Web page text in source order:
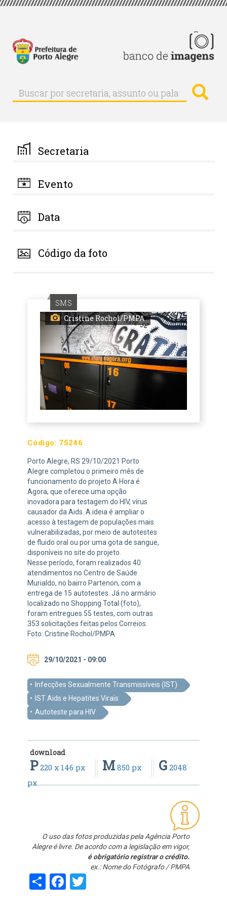
Pular
principal
Buscar
Buscar
por
palavra-
chave
Secretaria
Evento
Data
Código da foto
SMS
Cristine Rochol/PMPA
Código: 75246
Porto Alegre, RS 29/10/2021 Porto
Alegre completou o primeiro mês de
funcionamento do projeto A Hora é
Agora, que oferece uma opção
inovadora para testagem do HIV, vírus
causador da Aids. A ideia é ampliar o
acesso à testagem de populações mais
vulnerabilizadas, por meio de autotestes
de fluido oral ou por uma gota de sangue,
disponíveis no site do projeto.
Nesse período, foram realizados 40
atendimentos no Centro de Saúde
Murialdo, no bairro Partenon, com a
entrega de 15 autotestes. Já no armário
localizado no Shopping Total (foto),
foram entregues 55 testes, com outras
353 solicitações feitas pelos Correios.
Foto: Cristine Rochol/PMPA
29/10/2021 - 09:00
Infecções Sexualmente Transmissíveis (IST)
IST Aids e Hepatites Virais
Autoteste para HIV
download
P220 x 146 px M 850 px G 2048
px
O uso das fotos produzidas pela Agência Porto
Alegre é livre. De acordo com a legislação em vigor,
é obrigatório registrar o crédito.
ex.: Nome do Fotógrafo / PMPA
ShareFacebook